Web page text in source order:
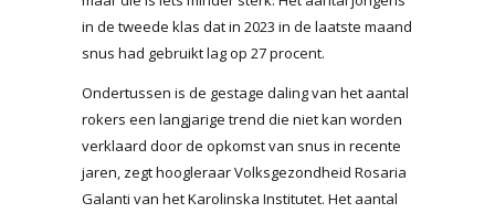
in de tweede klas dat in 2023 in de laatste maand
snus had gebruikt lag op 27 procent.
Ondertussen is de gestage daling van het aantal
rokers een langjarige trend die niet kan worden
verklaard door de opkomst van snus in recente
jaren, zegt hoogleraar Volksgezondheid Rosaria
Galanti van het Karolinska Institutet. Het aantal